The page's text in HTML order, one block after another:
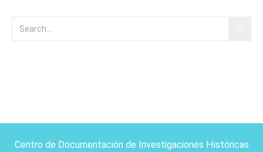
Centro de Documentación de Investigaciones Históricas